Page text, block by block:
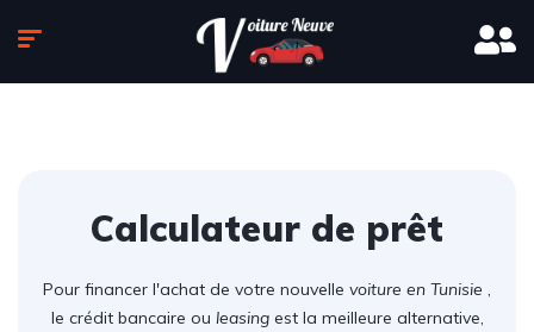
Calculateur de prêt
Pour financer l'achat de votre nouvelle voiture en Tunisie ,
le crédit bancaire ou leasingest la meilleure alternative,